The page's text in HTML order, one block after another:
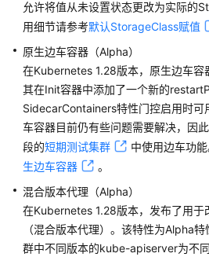
发
布
录
Kubernetes
1.35
版
本
说
Kubernetes
1.34
版
允许将值从未设置状态更改为实际的
用细节请参考默认StorageClass赋值
原生边车容器（Alpha）
在Kubernetes 1.28版本，原生边车容
其在Init容器中添加了一个新的
SidecarContainers特性门控启用时可
车容器目前仍有些问题需要解决，因
段的短期测试集群 中使用边车功
生边车容器
。
混合版本代理（Alpha）
在Kubernetes 1.28版本，发布了用于
（混合版本代理）。该特性为Alpha
群中不同版本的kube-apiserver为不